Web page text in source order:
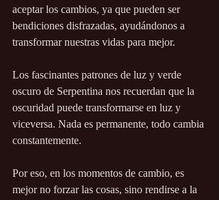
aceptar los cambios, ya que pueden ser
bendiciones disfrazadas, ayudándonos a
transformar nuestras vidas para mejor.
Los fascinantes patrones de luz y verde
oscuro de Serpentina nos recuerdan que la
oscuridad puede transformarse en luz y
viceversa. Nada es permanente, todo cambia
constantemente.
Por eso, en los momentos de cambio, es
mejor no forzar las cosas, sino rendirse a la